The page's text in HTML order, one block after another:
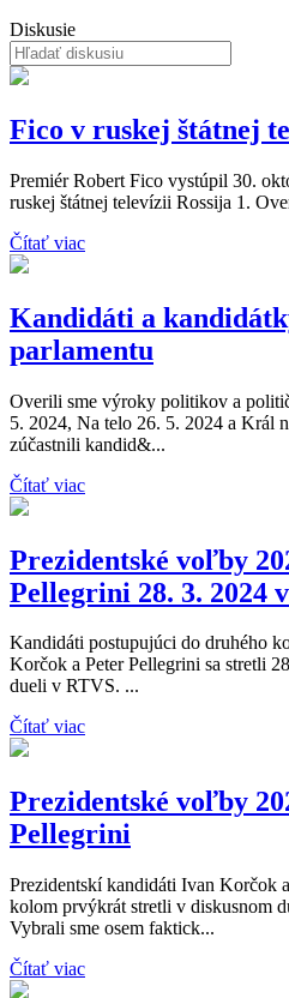
Diskusie
Fico v ruskej štátnej
Premiér Robert Fico vystúpil 30.
ruskej štátnej televízii Rossija 1.
Čítať viac
Kandidáti a
parlamentu
Overili sme výroky politikov a
5. 2024, Na telo 26. 5. 2024 a Král
zúčastnili kandid&...
Čítať viac
Prezidentské voľby
Pellegrini 28. 3. 2024
Kandidáti postupujúci do druhého
Korčok a Peter Pellegrini sa stretli
dueli v RTVS. ...
Čítať viac
Prezidentské voľby
Pellegrini
Prezidentskí kandidáti Ivan Korčok
kolom prvýkrát stretli v diskusnom
Vybrali sme osem faktick...
Čítať viac